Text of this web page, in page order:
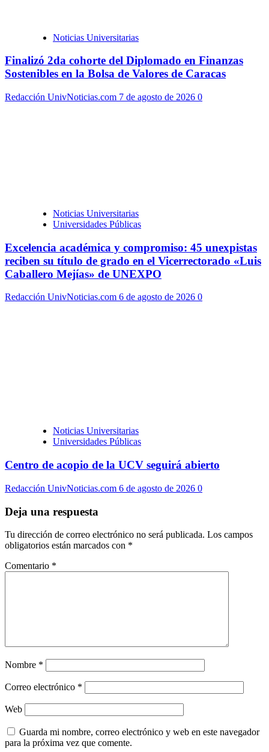
Noticias Universitarias
Finalizó 2da cohorte del Diplomado en Finanzas
Sostenibles en la Bolsa de Valores de Caracas
Redacción UnivNoticias.com 7 de agosto de 2026 0
Noticias Universitarias
Universidades Públicas
Excelencia académica y compromiso: 45 unexpistas
reciben su título de grado en el Vicerrectorado «Luis
Caballero Mejías» de UNEXPO
Redacción UnivNoticias.com 6 de agosto de 2026 0
Noticias Universitarias
Universidades Públicas
Centro de acopio de la UCV seguirá abierto
Redacción UnivNoticias.com 6 de agosto de 2026 0
Deja una respuesta
Tu dirección de correo electrónico no será publicada. Los campos
obligatorios están marcados con *
Comentario *
Nombre *
Correo electrónico *
Web
Guarda mi nombre, correo electrónico y web en este navegador
para la próxima vez que comente.